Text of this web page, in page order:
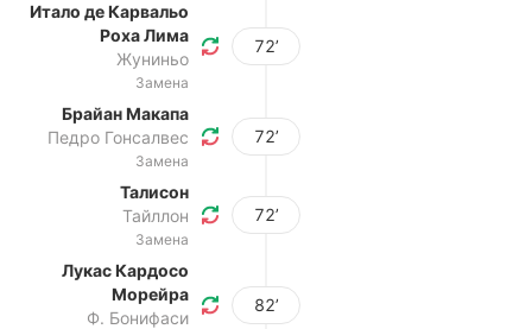
Итало де Карвальо
Роха Лима
Жуниньо
Замена
72’
Брайан Макапа
Педро Гонсалвес
Замена
72’
Талисон
Тайллон
Замена
72’
Лукас Кардосо
Морейра
Ф. Бонифаси
82’